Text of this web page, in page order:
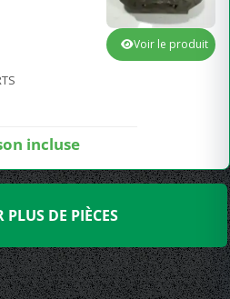
incluse
Voir le produit
PLUS DE PIÈCES